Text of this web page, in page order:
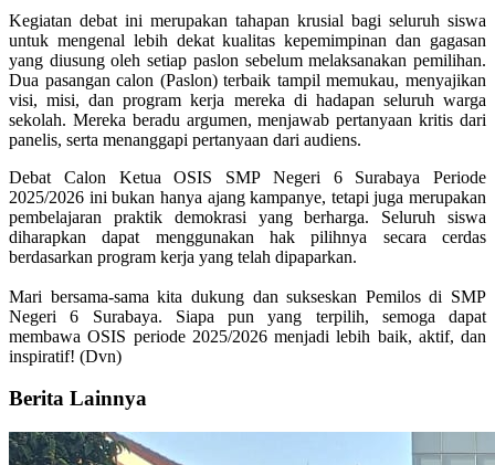
Kegiatan debat ini merupakan tahapan krusial bagi seluruh siswa
untuk mengenal lebih dekat kualitas kepemimpinan dan gagasan
yang diusung oleh setiap paslon sebelum melaksanakan pemilihan.
Dua pasangan calon (Paslon) terbaik tampil memukau, menyajikan
visi, misi, dan program kerja mereka di hadapan seluruh warga
sekolah. Mereka beradu argumen, menjawab pertanyaan kritis dari
panelis, serta menanggapi pertanyaan dari audiens.
Debat Calon Ketua OSIS SMP Negeri 6 Surabaya Periode
2025/2026 ini bukan hanya ajang kampanye, tetapi juga merupakan
pembelajaran praktik demokrasi yang berharga. Seluruh siswa
diharapkan dapat menggunakan hak pilihnya secara cerdas
berdasarkan program kerja yang telah dipaparkan.
Mari bersama-sama kita dukung dan sukseskan Pemilos di SMP
Negeri 6 Surabaya. Siapa pun yang terpilih, semoga dapat
membawa OSIS periode 2025/2026 menjadi lebih baik, aktif, dan
inspiratif! (Dvn)
Berita Lainnya